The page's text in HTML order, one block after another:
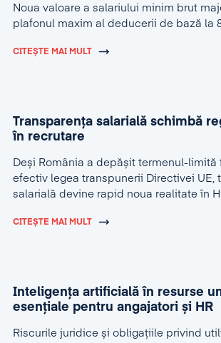
Noua valoare a salariului minim brut
plafonul maxim al deducerii de bază la
CITEȘTE MAI MULT
Transparența salarială schimbă
în recrutare
Deși România a depășit termenul-limită
efectiv legea transpunerii Directivei UE,
salarială devine rapid noua realitate în
CITEȘTE MAI MULT
Inteligența artificială în resurse
esențiale pentru angajatori și HR
Riscurile juridice și obligațiile privind